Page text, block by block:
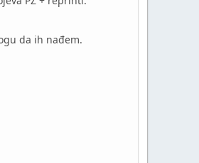
da ih nađem.